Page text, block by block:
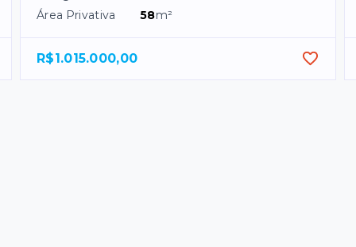
Área Privativa
58m²
R$1.015.000,00